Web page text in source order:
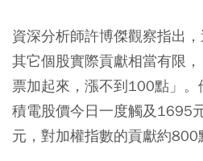
資深分析師許博傑觀察指出
其它個股實際貢獻相當有限
票加起來，漲不到100點」
積電股價今日一度觸及1695
元，對加權指數的貢獻約800